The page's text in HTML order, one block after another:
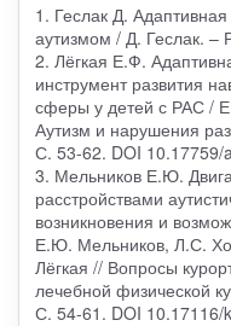
1. Геслак Д.
аутизмом / Д. Геслак.
2. Лёгкая Е.Ф.
инструмент развития
сферы у детей с РАС /
Аутизм и нарушения
С. 53-62. DOI 10.17759/
3. Мельников Е.Ю.
расстройствами
возникновения и
Е.Ю. Мельников, Л.С.
Лёгкая // Вопросы
лечебной физической
С. 54-61. DOI 10.17116/